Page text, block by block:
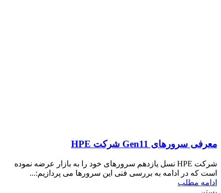
معرفی سرورهای Gen11 شرکت HPE
شرکت HPE نسل یازدهم سرورهای خود را به بازار عرضه نموده
است که در ادامه به بررسی فنی این سرورها می پردازیم:...
ادامه مطلب